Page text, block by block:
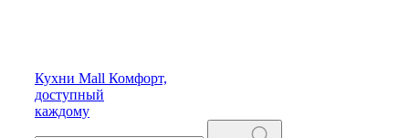
Кухни Mall Комфорт,
доступный
каждому